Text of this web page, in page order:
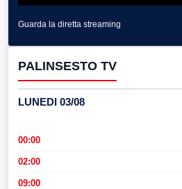
Guarda la diretta streaming
PALINSESTO TV
LUNEDI 03/08
00:00
02:00
09:00